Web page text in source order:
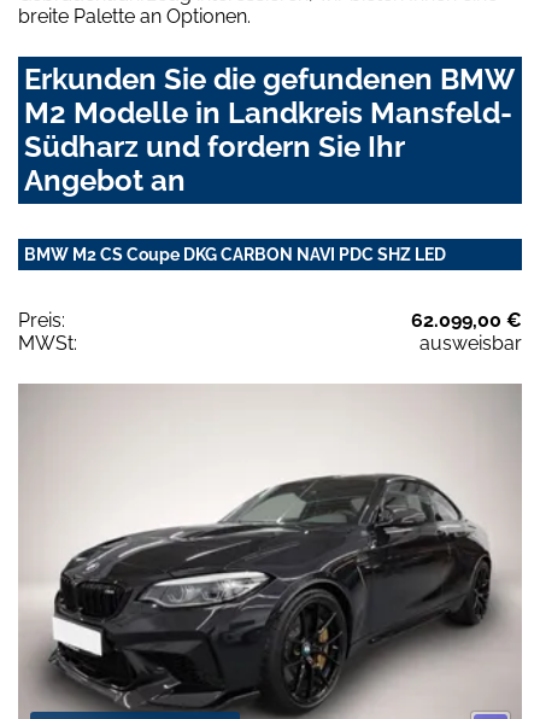
breite Palette an Optionen.
Erkunden Sie die gefundenen BMW
M2 Modelle in Landkreis Mansfeld-
Südharz und fordern Sie Ihr
Angebot an
BMW M2 CS Coupe DKG CARBON NAVI PDC SHZ LED
Preis:
62.099,00 €
MWSt:
ausweisbar